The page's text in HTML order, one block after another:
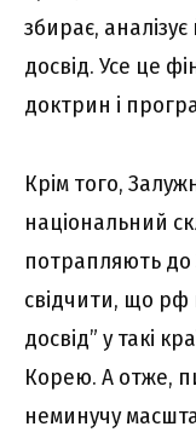
збирає,
досвід. Усе це
доктрин і
Крім того,
національний
потрапляють до
свідчити, що рф
досвід” у такі
Корею. А отже,
неминучу